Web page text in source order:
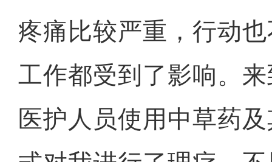
疼痛比较严重，行动
工作都受到了影响。
医护人员使用中草药